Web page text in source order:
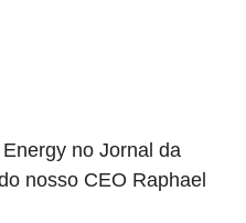
no Jornal da
nosso CEO Raphael